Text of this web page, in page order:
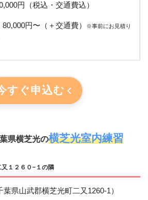
円（税込・交通費込）
80,000円〜（＋交通費） ※事前にお見積り
すぐ申込む
県横芝光の横芝光室内練習
１２６０−１の隣
葉県山武郡横芝光町二又1260-1）